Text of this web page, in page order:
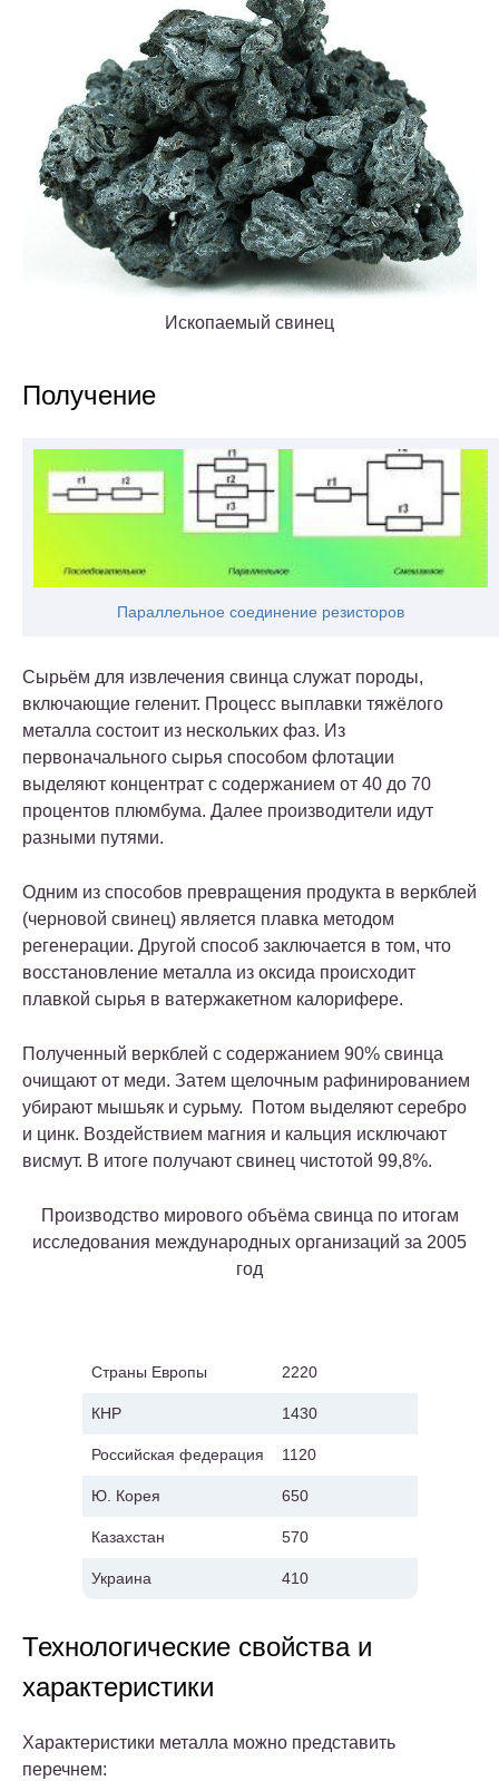
Ископаемый свинец
Получение
Параллельное соединение резисторов
Сырьём для извлечения свинца служат породы,
включающие геленит. Процесс выплавки тяжёлого
металла состоит из нескольких фаз. Из
первоначального сырья способом флотации
выделяют концентрат с содержанием от 40 до 70
процентов плюмбума. Далее производители идут
разными путями.
Одним из способов превращения продукта в веркблей
(черновой свинец) является плавка методом
регенерации. Другой способ заключается в том, что
восстановление металла из оксида происходит
плавкой сырья в ватержакетном калорифере.
Полученный веркблей с содержанием 90% свинца
очищают от меди. Затем щелочным рафинированием
убирают мышьяк и сурьму. Потом выделяют серебро
и цинк. Воздействием магния и кальция исключают
висмут. В итоге получают свинец чистотой 99,8%.
Производство мирового объёма свинца по итогам
исследования международных организаций за 2005
год
Страны Европы 2220
КНР 1430
Российская федерация 1120
Ю. Корея 650
Казахстан 570
Украина 410
Технологические свойства и
характеристики
Характеристики металла можно представить
перечнем: